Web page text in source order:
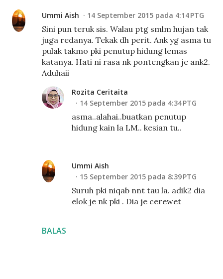
Ummi Aish 14 September 2015 pada 4:14 PTG
Sini pun teruk sis. Walau ptg smlm hujan tak
juga redanya. Tekak dh perit. Ank yg asma tu
pulak takmo pki penutup hidung lemas
katanya. Hati ni rasa nk pontengkan je ank2.
Aduhaii
BALAS
Rozita Ceritaita
14 September 2015 pada 4:34 PTG
asma..alahai..buatkan penutup
hidung kain la LM.. kesian tu..
Ummi Aish
15 September 2015 pada 8:39 PTG
Suruh pki niqab nnt tau la. adik2 dia
elok je nk pki . Dia je cerewet